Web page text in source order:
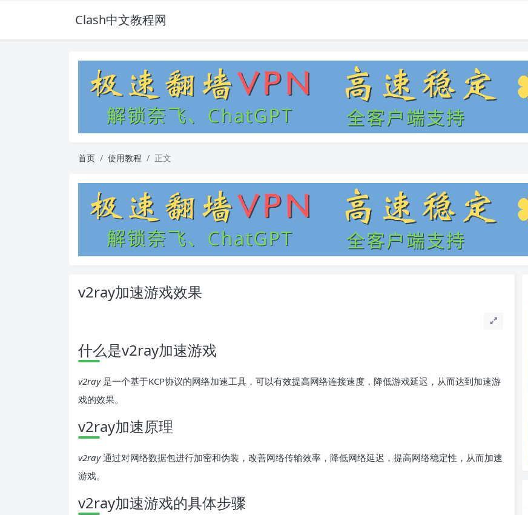
Clash中文教程网
首页 使用教程 正文
v2ray加速游戏效果
什么是v2ray加速游戏
v2ray是一个基于KCP协议的网络加速工具，可以有效提高网络连接速度，降低游戏延迟，从而达到加速游
戏的效果。
v2ray加速原理
v2ray通过对网络数据包进行加密和伪装，改善网络传输效率，降低网络延迟，提高网络稳定性，从而加速
游戏。
v2ray加速游戏的具体步骤